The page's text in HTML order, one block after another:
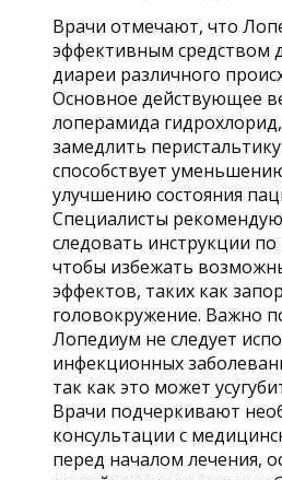
Врачи отмечают, что
эффективным средством
диареи различного
Основное действующее
лоперамида
замедлить
способствует
улучшению состояния
Специалисты
следовать инструкции
чтобы избежать
эффектов, таких как
головокружение. Важно
Лопедиум не следует
инфекционных
так как это может
Врачи подчеркивают
консультации с
перед началом лечения,